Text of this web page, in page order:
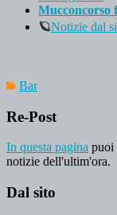
Mucconcorso
🪐Notizie dal
Bar
Re-Post
In questa pagina puoi
notizie dell'ultim'ora.
Dal sito